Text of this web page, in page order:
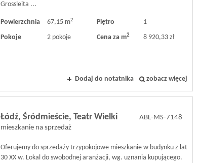
Grossleita ...
Powierzchnia 67,15 m2 Piętro
1
Pokoje
2 pokoje Cena za m2 8 920,33 zł
Dodaj do notatnika zobacz więcej
Łódź, Śródmieście, Teatr Wielki
mieszkanie na sprzedaż
ABL-MS-7148
Oferujemy do sprzedaży trzypokojowe mieszkanie w budynku z lat
30 XX w. Lokal do swobodnej aranżacji, wg. uznania kupującego.